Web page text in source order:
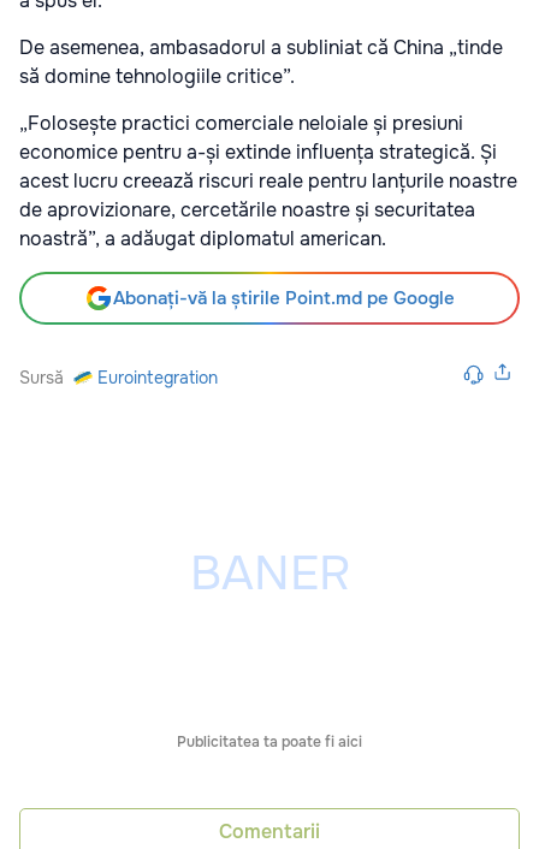
De asemenea, ambasadorul a subliniat că China „tinde
să domine tehnologiile critice”.
„Folosește practici comerciale neloiale și presiuni
economice pentru a-și extinde influența strategică. Și
acest lucru creează riscuri reale pentru lanțurile noastre
de aprovizionare, cercetările noastre și securitatea
noastră”, a adăugat diplomatul american.
Abonați-vă la știrile Point.md pe Google
Sursă Eurointegration
Publicitatea ta poate fi aici
Comentarii